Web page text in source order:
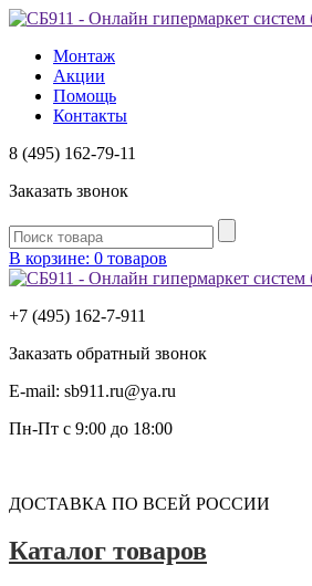
Монтаж
Акции
Помощь
Контакты
8 (495) 162-79-11
Заказать звонок
В корзине: 0 товаров
+7 (495) 162-7-911
Заказать обратный звонок
E-mail: sb911.ru@ya.ru
Пн-Пт с 9:00 до 18:00
ДОСТАВКА ПО ВСЕЙ РОССИИ
Каталог товаров